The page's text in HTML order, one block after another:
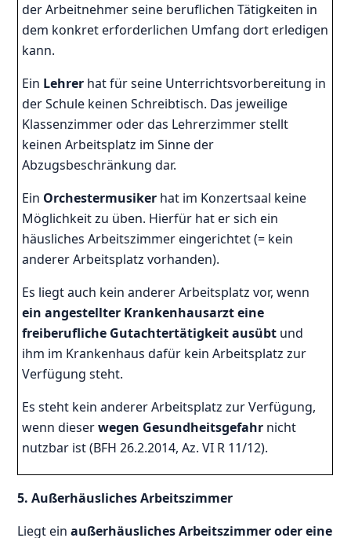
der Arbeitnehmer seine beruflichen Tätigkeiten in
dem konkret erforderlichen Umfang dort erledigen
kann.
Ein Lehrer hat für seine Unterrichtsvorbereitung in
der Schule keinen Schreibtisch. Das jeweilige
Klassenzimmer oder das Lehrerzimmer stellt
keinen Arbeitsplatz im Sinne der
Abzugsbeschränkung dar.
Ein Orchestermusiker hat im Konzertsaal keine
Möglichkeit zu üben. Hierfür hat er sich ein
häusliches Arbeitszimmer eingerichtet (= kein
anderer Arbeitsplatz vorhanden).
Es liegt auch kein anderer Arbeitsplatz vor, wenn
ein angestellter Krankenhausarzt eine
freiberufliche Gutachtertätigkeit ausübt und
ihm im Krankenhaus dafür kein Arbeitsplatz zur
Verfügung steht.
Es steht kein anderer Arbeitsplatz zur Verfügung,
wenn dieserwegen Gesundheitsgefahr nicht
nutzbar ist (BFH 26.2.2014, Az. VI R 11/12).
5. Außerhäusliches Arbeitszimmer
Liegt einaußerhäusliches Arbeitszimmer oder eine